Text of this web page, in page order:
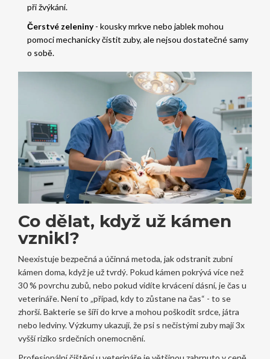
při žvýkání.
Čerstvé zeleniny- kousky mrkve nebo jablek mohou
pomoci mechanicky čistit zuby, ale nejsou dostatečné samy
o sobě.
Co dělat, když už kámen
vznikl?
Neexistuje bezpečná a účinná metoda, jak odstranit zubní
kámen doma, když je už tvrdý. Pokud kámen pokrývá více než
30 % povrchu zubů, nebo pokud vidíte krvácení dásní, je čas u
veterináře. Není to „případ, kdy to zůstane na čas“ - to se
zhorší. Bakterie se šíří do krve a mohou poškodit srdce, játra
nebo ledviny. Výzkumy ukazují, že psi s nečistými zuby mají 3x
vyšší riziko srdečních onemocnění.